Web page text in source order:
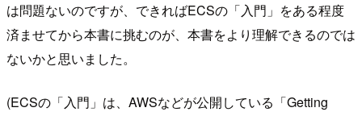
は問題ないのですが、できればECSの「入門」をある程度
済ませてから本書に挑むのが、本書をより理解できるのでは
ないかと思いました。
(ECSの「入門」は、AWSなどが公開している「Getting